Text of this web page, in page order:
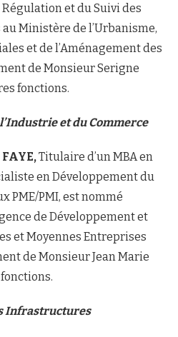
et du Suivi des
Ministère de l’Urbanisme,
et de l’Aménagement des
de Monsieur Serigne
fonctions.
et du Commerce
Titulaire d’un MBA en
en Développement du
PME/PMI, est nommé
de Développement et
et Moyennes Entreprises
de Monsieur Jean Marie
fonctions.
Infrastructures